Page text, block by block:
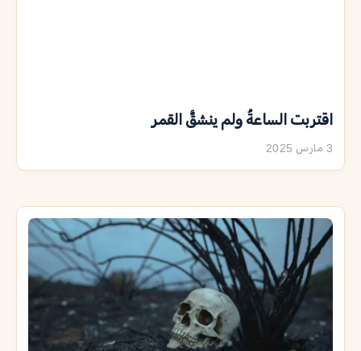
اقتربت الساعةُ ولم ينشقَّ القمر
3 مارس 2025